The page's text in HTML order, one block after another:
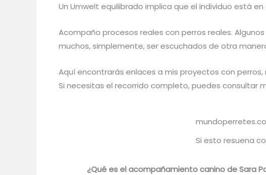
Un Umwelt equilibrado implica que el individuo está
Acompaño procesos reales con perros reales.
muchos, simplemente, ser escuchados de otra
Aquí encontrarás enlaces a mis proyectos con
Si necesitas el recorrido completo, puedes consultar
Si esto resuena
¿Qué es el acompañamiento canino de Sara